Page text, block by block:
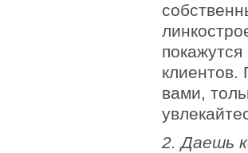
клиентов.
вами,
2. Даешь